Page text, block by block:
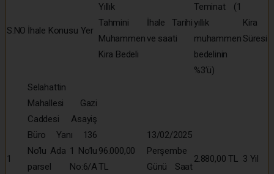
S.NO İhale Konusu Yer
Yıllık
Tahmini
Muhammen
Kira Bedeli
İhale Tarihi
ve saati
Teminat (1
yıllık
muhammen
bedelinin
%3’ü)
Kira
Süresi
1
Selahattin
Mahallesi Gazi
Caddesi Asayiş
Büro Yanı 136
No’lu Ada 1 No’lu
parsel No:6/A
96.000,00
TL
13/02/2025
Perşembe
Günü Saat
2.880,00 TL 3 Yıl